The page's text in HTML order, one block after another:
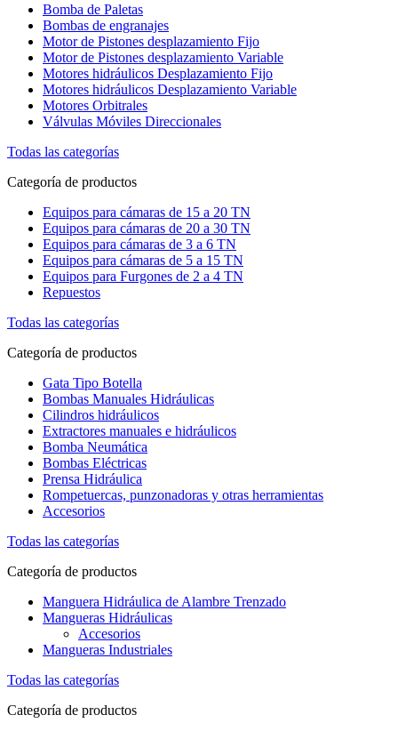
Bomba de Paletas
Bombas de engranajes
Motor de Pistones desplazamiento Fijo
Motor de Pistones desplazamiento Variable
Motores hidráulicos Desplazamiento Fijo
Motores hidráulicos Desplazamiento Variable
Motores Orbitrales
Válvulas Móviles Direccionales
Todas las categorías
Categoría de productos
Equipos para cámaras de 15 a 20 TN
Equipos para cámaras de 20 a 30 TN
Equipos para cámaras de 3 a 6 TN
Equipos para cámaras de 5 a 15 TN
Equipos para Furgones de 2 a 4 TN
Repuestos
Todas las categorías
Categoría de productos
Gata Tipo Botella
Bombas Manuales Hidráulicas
Cilindros hidráulicos
Extractores manuales e hidráulicos
Bomba Neumática
Bombas Eléctricas
Prensa Hidráulica
Rompetuercas, punzonadoras y otras herramientas
Accesorios
Todas las categorías
Categoría de productos
Manguera Hidráulica de Alambre Trenzado
Mangueras Hidráulicas
Accesorios
Mangueras Industriales
Todas las categorías
Categoría de productos